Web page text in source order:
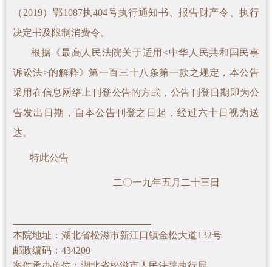
（2019）鄂1087执404号执行通知书、报告财产令、执行
决定书及限制消费令。
根据《最高人民法院关于适用<中华人民共和国民事
诉讼法>的解释》第一百三十八条第一款之规定，本公告
采用在信息网络上刊登公告的方式，公告刊登日期即为公
告发出日期，自本公告刊登之日起，经过六十日视为送
达。
特此公告
二〇一九年五月二十三日
本院地址：湖北省松滋市新江口镇金松大道132号
邮政编码：434200